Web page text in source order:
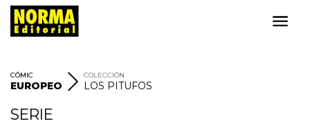
CÓMIC
EUROPEO
COLECCIÓN
LOS PITUFOS
SERIE